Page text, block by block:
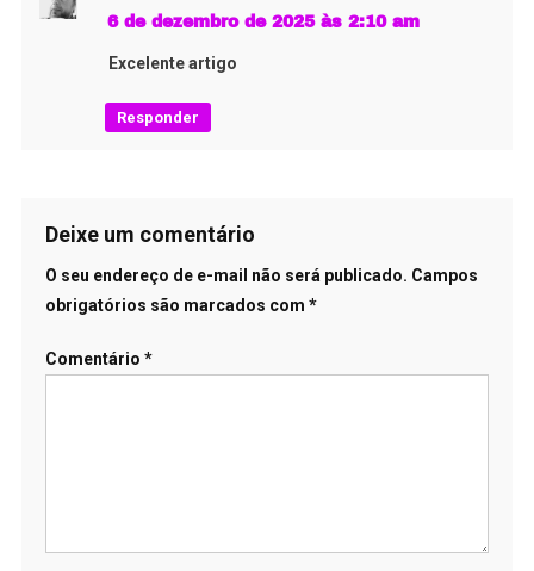
6 de dezembro de 2025 às 2:10 am
Excelente artigo
Responder
Deixe um comentário
O seu endereço de e-mail não será publicado. Campos
obrigatórios são marcados com *
Comentário *